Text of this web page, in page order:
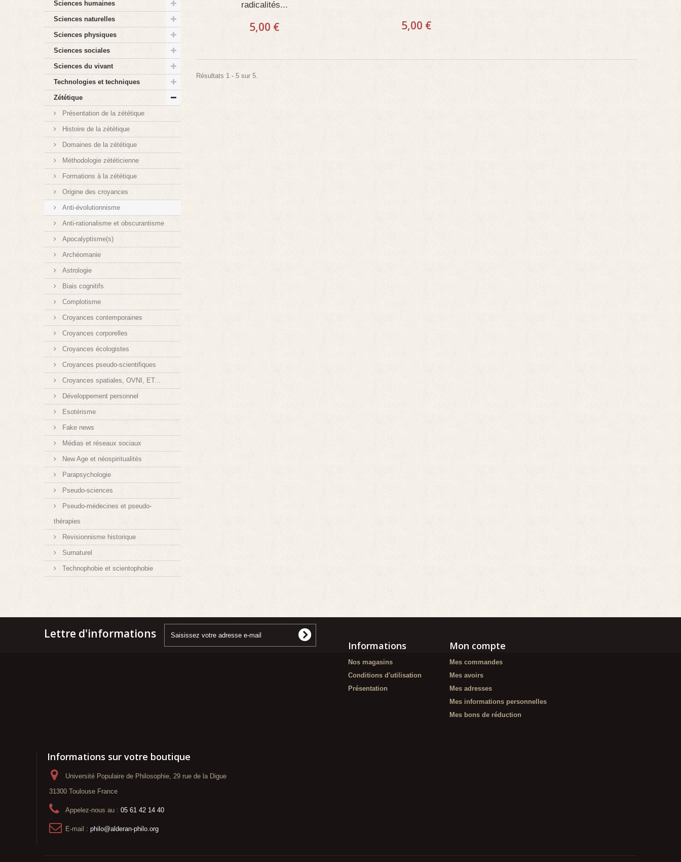
Sciences humaines
Sciences naturelles
Sciences physiques
Sciences sociales
Sciences du vivant
Technologies et techniques
Zététique
Présentation de la zététique
Histoire de la zététique
Domaines de la zététique
Méthodologie zététicienne
Formations à la zététique
Origine des croyances
Anti-évolutionnisme
Anti-rationalisme et obscurantisme
Apocalyptisme(s)
Archéomanie
Astrologie
Biais cognitifs
Complotisme
Croyances contemporaines
Croyances corporelles
Croyances écologistes
Croyances pseudo-scientifiques
Croyances spatiales, OVNI, ET...
Développement personnel
Esotérisme
Fake news
Médias et réseaux sociaux
New Age et néospiritualités
Parapsychologie
Pseudo-sciences
Pseudo-médecines et pseudo-
thérapies
Revisionnisme historique
Surnaturel
Technophobie et scientophobie
radicalités...
5,00 € 5,00 €
Résultats 1 - 5 sur 5.
Lettre d'informations
Informations
Nos magasins
Conditions d'utilisation
Présentation
Mon compte
Mes commandes
Mes avoirs
Mes adresses
Mes informations personnelles
Mes bons de réduction
Informations sur votre boutique
Université Populaire de Philosophie, 29 rue de la Digue
31300 Toulouse France
Appelez-nous au : 05 61 42 14 40
E-mail : philo@alderan-philo.org